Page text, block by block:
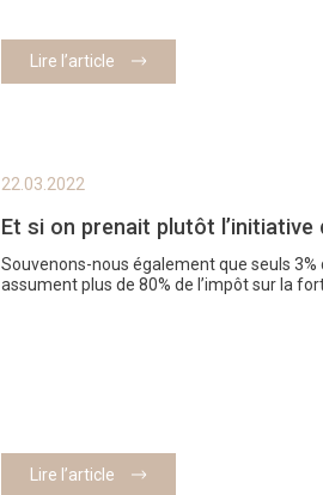
Lire l’article
22.03.2022
Et si on prenait plutôt l’initiative
Souvenons-nous également que seuls 3%
assument plus de 80% de l’impôt sur la
Lire l’article